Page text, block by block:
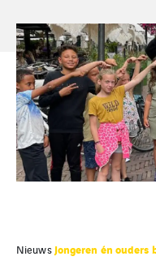
NieuwsJongeren én